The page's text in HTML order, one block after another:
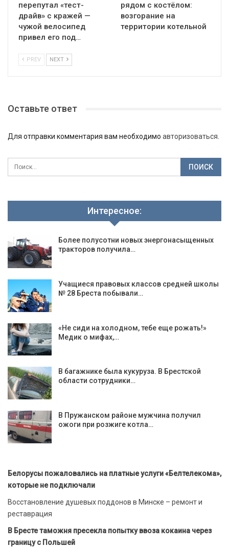
перепутал «тест-
драйв» с кражей —
чужой велосипед
привел его под…
рядом с костёлом:
возгорание на
территории котельной
PREV NEXT
Оставьте ответ
Для отправки комментария вам необходимо авторизоваться.
Интересное:
Более полусотни новых энергонасыщенных
тракторов получила…
Учащиеся правовых классов средней школы
№ 28 Бреста побывали…
«Не сиди на холодном, тебе еще рожать!»
Медик о мифах,…
В багажнике была кукуруза. В Брестской
области сотрудники…
В Пружанском районе мужчина получил
ожоги при розжиге котла…
Белорусы пожаловались на платные услуги «Белтелекома»,
которые не подключали
Восстановление душевых поддонов в Минске – ремонт и
реставрация
В Бресте таможня пресекла попытку ввоза кокаина через
границу с Польшей